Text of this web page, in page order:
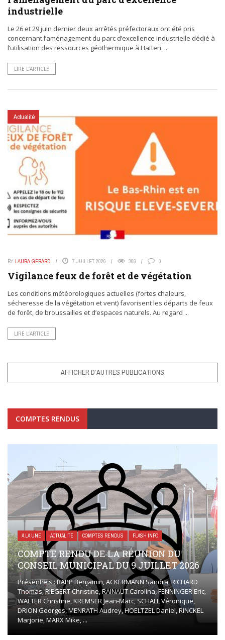
industrielle
Le 26 et 29 juin dernier deux arrêtés préfectoraux ont été pris
concernant l’aménagement du parc d’excellence industrielle dédié à
l’utilisation des ressources géothermique à Hatten. ...
LIRE L’ARTICLE
Actualité
BY LAURA GERARD 7 JUILLET 2026 306 0
Vigilance feux de forêt et de végétation
Les conditions météorologiques actuelles (fortes chaleurs,
sécheresse de la végétation et vent) favorisent les départs de feux
de forêt, de broussailles et d’espaces naturels. Au regard ...
LIRE L’ARTICLE
AFFICHER D’AUTRES PUBLICATIONS
COMPTES RENDUS
A LA UNE ACTUALITÉ COMPTES RENDUS FLASH INFO
COMPTE RENDU DE LA RÉUNION DU
CONSEIL MUNICIPAL DU 9 JUILLET 2026
Présent·e·s : RAPP Benjamin, ACKERMANN Sandra, RICHARD
Thomas, RIEGERT Christine, RAINAUT Carolina, FENNINGER Eric,
WALTER Christine, KREMSER Jean-Marc, SCHALL Véronique,
DRION Georges, MENRATH Audrey, HOELTZEL Daniel, RINCKEL
Marjorie, MARX Mike, ...